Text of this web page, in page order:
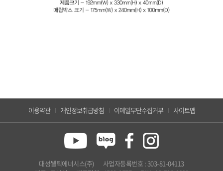
이용약관 개인정보취급방침 이메일무단수집거부 사이트맵
대성쎌틱에너시스(주)
사업자등록번호 : 303-81-04113